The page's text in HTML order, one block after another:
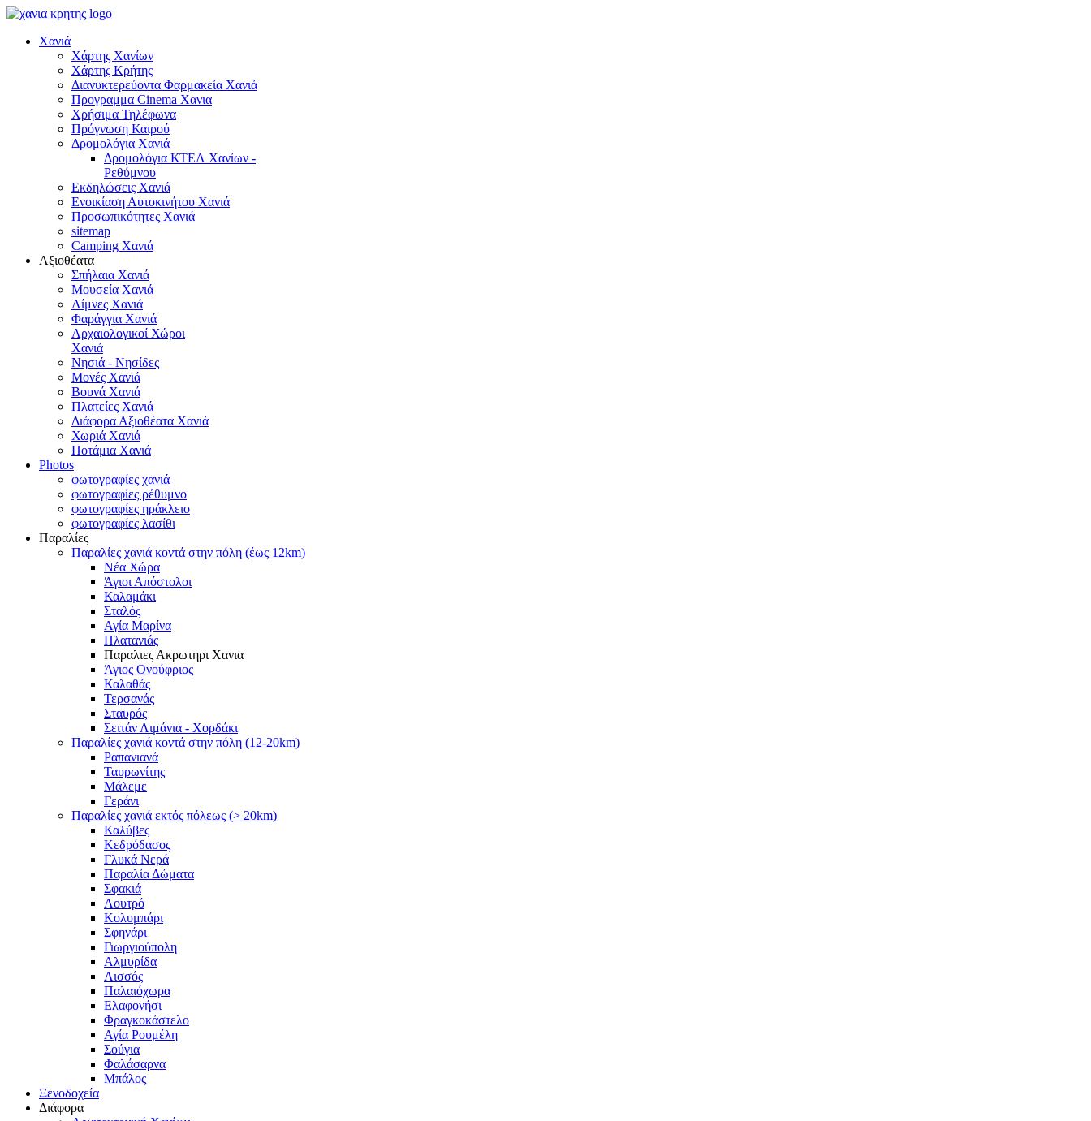
Χανιά
Χάρτης Χανίων
Χάρτης Κρήτης
Διανυκτερεύοντα Φαρμακεία Χανιά
Προγραμμα Cinema Χανια
Χρήσιμα Τηλέφωνα
Πρόγνωση Καιρού
Δρομολόγια Χανιά
Δρομολόγια ΚΤΕΛ Χανίων -
Ρεθύμνου
Εκδηλώσεις Χανιά
Ενοικίαση Αυτοκινήτου Χανιά
Προσωπικότητες Χανιά
sitemap
Camping Χανιά
Αξιοθέατα
Σπήλαια Χανιά
Μουσεία Χανιά
Λίμνες Χανιά
Φαράγγια Χανιά
Αρχαιολογικοί Χώροι
Χανιά
Νησιά - Νησίδες
Μονές Χανιά
Βουνά Χανιά
Πλατείες Χανιά
Διάφορα Αξιοθέατα Χανιά
Χωριά Χανιά
Ποτάμια Χανιά
Photos
φωτογραφίες χανιά
φωτογραφίες ρέθυμνο
φωτογραφίες ηράκλειο
φωτογραφίες λασίθι
Παραλίες
Παραλίες χανιά κοντά στην πόλη (έως 12km)
Νέα Χώρα
Άγιοι Απόστολοι
Καλαμάκι
Σταλός
Αγία Μαρίνα
Πλατανιάς
Παραλιες Ακρωτηρι Χανια
Άγιος Ονούφριος
Καλαθάς
Τερσανάς
Σταυρός
Σειτάν Λιμάνια - Χορδάκι
Παραλίες χανιά κοντά στην πόλη (12-20km)
Ραπανιανά
Ταυρωνίτης
Μάλεμε
Γεράνι
Παραλίες χανιά εκτός πόλεως (> 20km)
Καλύβες
Κεδρόδασος
Γλυκά Νερά
Παραλία Δώματα
Σφακιά
Λουτρό
Κολυμπάρι
Σφηνάρι
Γιωργιούπολη
Αλμυρίδα
Λισσός
Παλαιόχωρα
Ελαφονήσι
Φραγκοκάστελο
Αγία Ρουμέλη
Σούγια
Φαλάσαρνα
Μπάλος
Ξενοδοχεία
Διάφορα